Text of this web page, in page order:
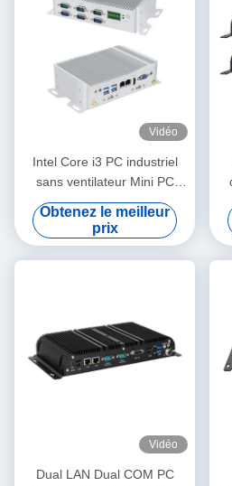
Vidéo
Intel Core i3 PC industriel
sans ventilateur Mini PC
avec GPIO et DDR4 16G
6COM
Obtenez le meilleur
prix
Vidéo
Dual LAN Dual COM PC